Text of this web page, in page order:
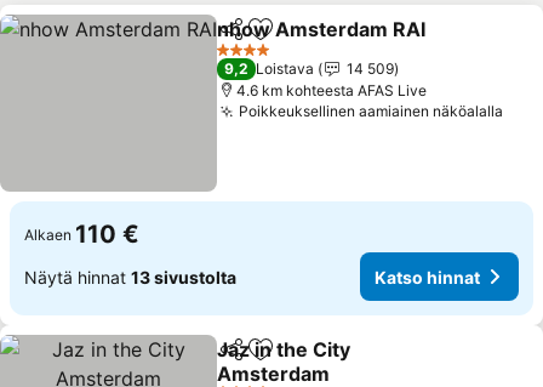
Jaa Lisää suosikkeihin
nhow Amsterdam RAI
4 Tähtiluokitus
9,2 Loistava
14 509
4.6 km kohteesta AFAS Live
Poikkeuksellinen aamiainen näköalalla
Alkaen 110 €
Näytä hinnat 13 sivustolta Katso hinnat
Jaa Lisää suosikkeihin
Jaz in the City
Amsterdam